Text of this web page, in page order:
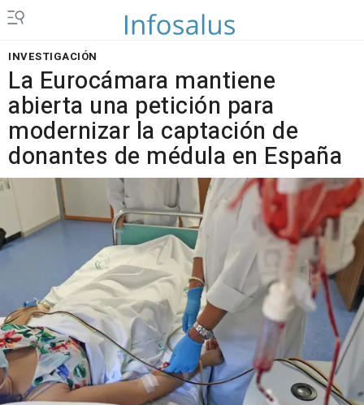
INVESTIGACIÓN
La Eurocámara mantiene
abierta una petición para
modernizar la captación de
donantes de médula en España